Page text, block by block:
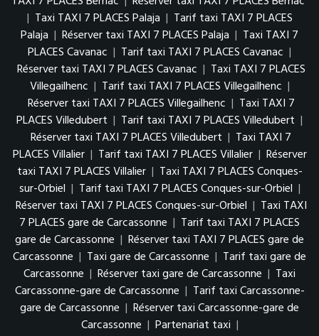
| Taxi TAXI 7 PLACES Palaja | Tarif taxi TAXI 7 PLACES
Palaja | Réserver taxi TAXI 7 PLACES Palaja | Taxi TAXI 7
PLACES Cavanac | Tarif taxi TAXI 7 PLACES Cavanac |
Réserver taxi TAXI 7 PLACES Cavanac | Taxi TAXI 7 PLACES
Villegailhenc | Tarif taxi TAXI 7 PLACES Villegailhenc |
Réserver taxi TAXI 7 PLACES Villegailhenc | Taxi TAXI 7
PLACES Villedubert | Tarif taxi TAXI 7 PLACES Villedubert |
Réserver taxi TAXI 7 PLACES Villedubert | Taxi TAXI 7
PLACES Villalier | Tarif taxi TAXI 7 PLACES Villalier | Réserver
taxi TAXI 7 PLACES Villalier | Taxi TAXI 7 PLACES Conques-
sur-Orbiel | Tarif taxi TAXI 7 PLACES Conques-sur-Orbiel |
Réserver taxi TAXI 7 PLACES Conques-sur-Orbiel | Taxi TAXI
7 PLACES gare de Carcassonne | Tarif taxi TAXI 7 PLACES
gare de Carcassonne | Réserver taxi TAXI 7 PLACES gare de
Carcassonne | Taxi gare de Carcassonne | Tarif taxi gare de
Carcassonne | Réserver taxi gare de Carcassonne | Taxi
Carcassonne-gare de Carcassonne | Tarif taxi Carcassonne-
gare de Carcassonne | Réserver taxi Carcassonne-gare de
Carcassonne | Partenariat taxi |